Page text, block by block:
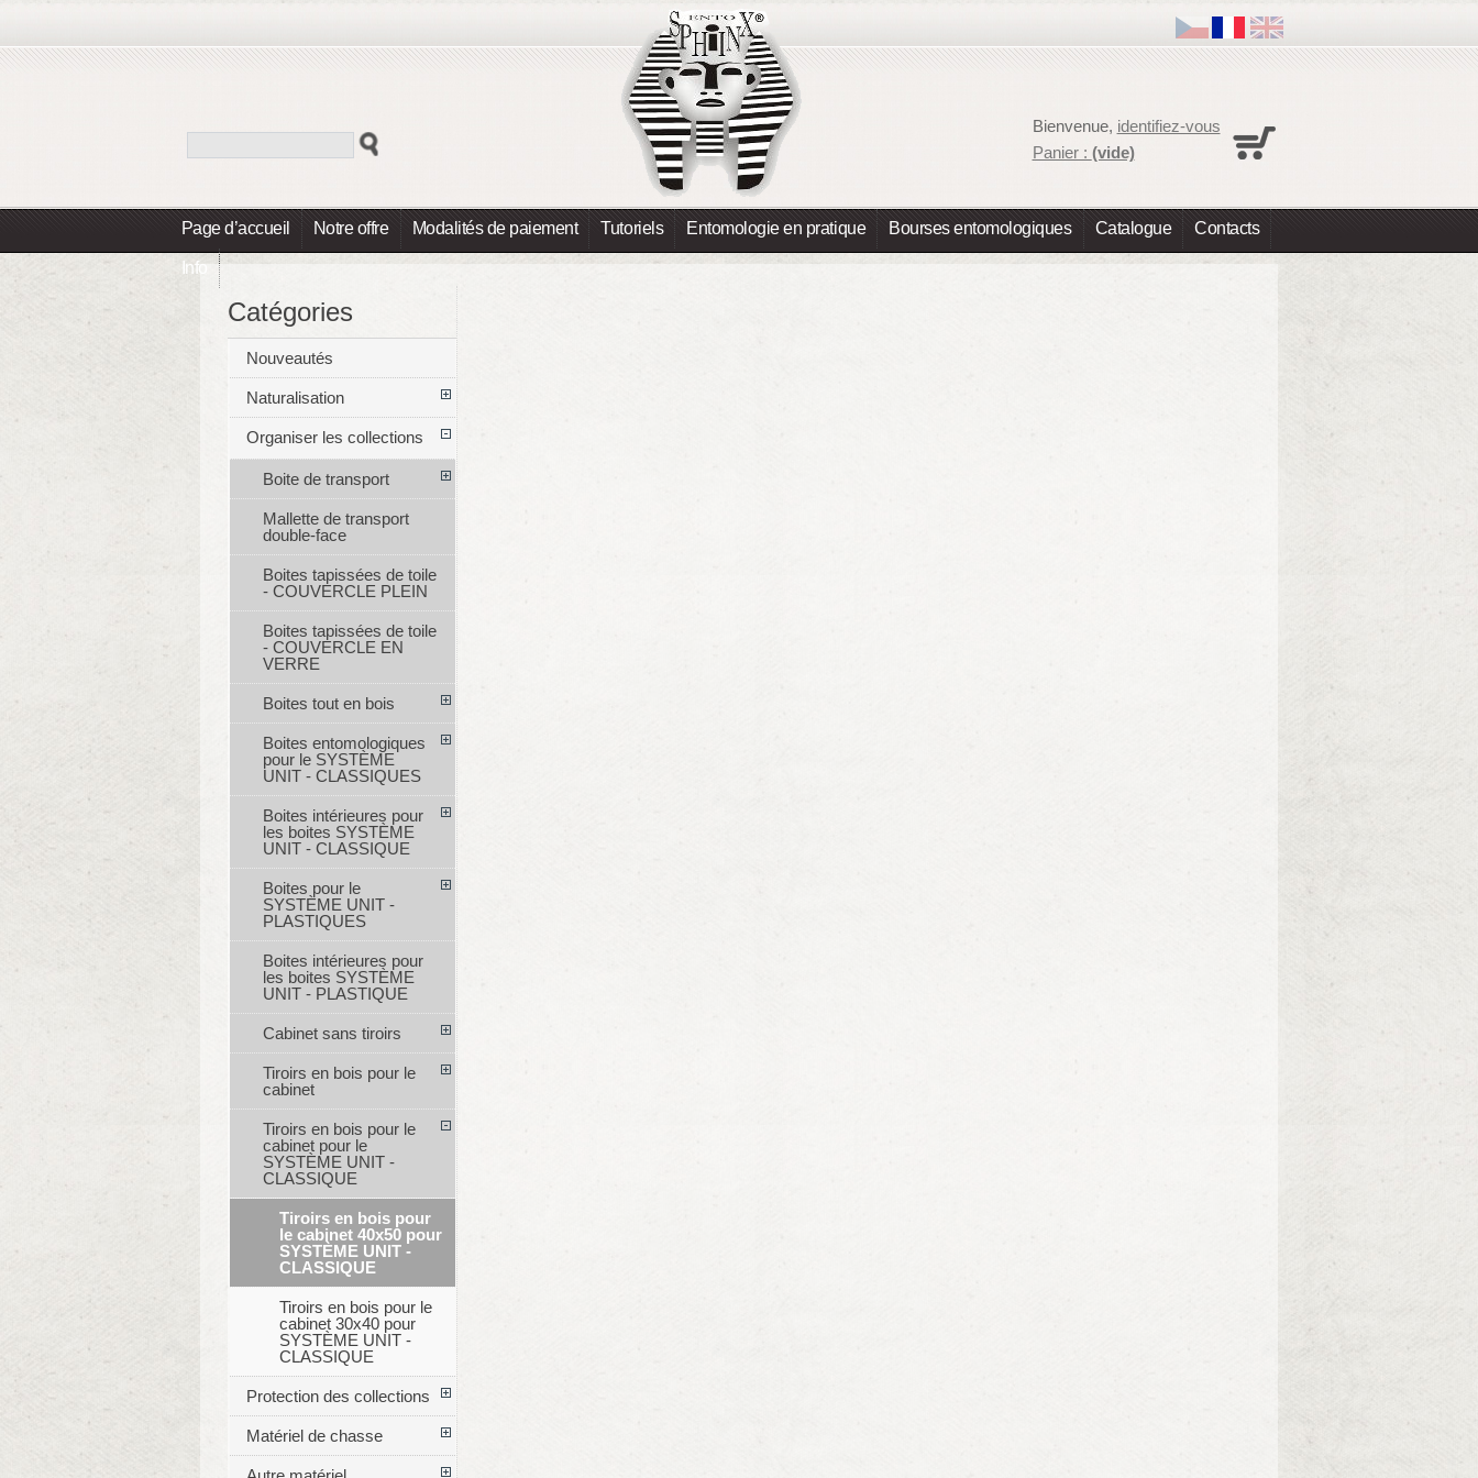
Page d’accueil Notre offre Modalités de paiement Tutoriels Entomologie en pratique Bourses entomologiques Catalogue Contacts
Info
Bienvenue, identifiez-vous
Panier : (vide)
Catégories
Nouveautés
Naturalisation
Organiser les collections
Boite de transport
Mallette de transport
double-face
Boites tapissées de toile
- COUVERCLE PLEIN
Boites tapissées de toile
- COUVERCLE EN
VERRE
Boites tout en bois
Boites entomologiques
pour le SYSTÈME
UNIT - CLASSIQUES
Boites intérieures pour
les boites SYSTÈME
UNIT - CLASSIQUE
Boites pour le
SYSTÈME UNIT -
PLASTIQUES
Boites intérieures pour
les boites SYSTÈME
UNIT - PLASTIQUE
Cabinet sans tiroirs
Tiroirs en bois pour le
cabinet
Tiroirs en bois pour le
cabinet pour le
SYSTÈME UNIT -
CLASSIQUE
Tiroirs en bois pour
le cabinet 40x50 pour
SYSTÈME UNIT -
CLASSIQUE
Tiroirs en bois pour le
cabinet 30x40 pour
SYSTÈME UNIT -
CLASSIQUE
Protection des collections
Matériel de chasse
Aucun produit
Total 0,00 €
Les prix sont HT